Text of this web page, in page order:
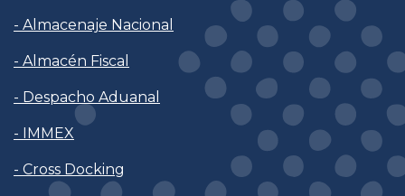
- Almacenaje Nacional
- Almacén Fiscal
- Despacho Aduanal
- IMMEX
- Cross Docking